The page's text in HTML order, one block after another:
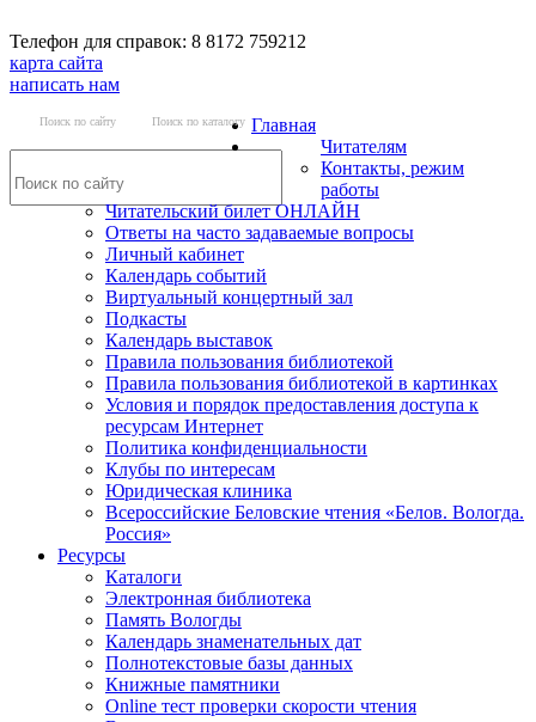
Телефон для справок: 8 8172 759212
карта сайта
написать нам
Поиск по сайту Поиск по каталогу Главная
Читателям
Контакты, режим
работы
Читательский билет ОНЛАЙН
Ответы на часто задаваемые вопросы
Личный кабинет
Календарь событий
Виртуальный концертный зал
Подкасты
Календарь выставок
Правила пользования библиотекой
Правила пользования библиотекой в картинках
Условия и порядок предоставления доступа к
ресурсам Интернет
Политика конфиденциальности
Клубы по интересам
Юридическая клиника
Всероссийские Беловские чтения «Белов. Вологда.
Россия»
Ресурсы
Каталоги
Электронная библиотека
Память Вологды
Календарь знаменательных дат
Полнотекстовые базы данных
Книжные памятники
Online тест проверки скорости чтения